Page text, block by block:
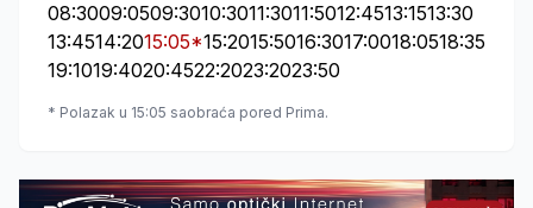
08:3009:0509:3010:3011:3011:5012:4513:1513:30
13:4514:2015:05*15:2015:5016:3017:0018:0518:35
19:1019:4020:4522:2023:2023:50
* Polazak u 15:05 saobraća pored Prima.